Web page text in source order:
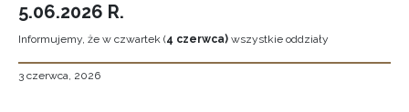
5.06.2026 R.
Informujemy, że w czwartek (4 czerwca) wszystkie oddziały
3 czerwca, 2026